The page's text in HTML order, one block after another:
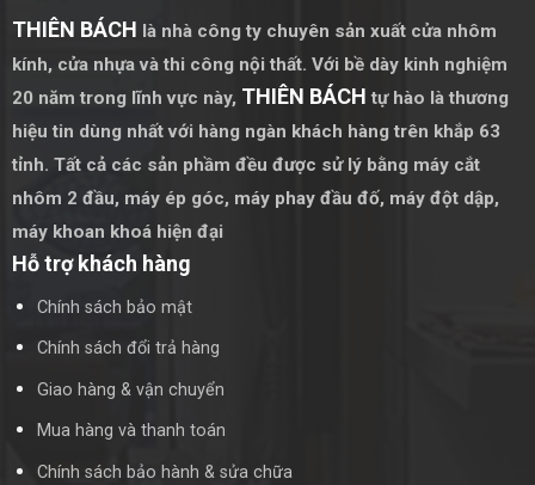
một cánh đến cửa hai cánh, cửa lùa. Chúng không chỉ bền mà
còn dễ dàng vệ sinh và bảo trì.
Cửa sổ nhôm Vasco được thiết kế để tối ưu hóa ánh sáng và
gió tự nhiên, giúp không gian sống trở nên thoáng đãng và
thoải mái hơn.
Cửa lùa nhôm
Cửa lùa nhôm là giải pháp tối ưu cho những không gian hẹp,
giúp tiết kiệm diện tích và mang lại vẻ hiện đại, tiện nghi.
Quy trình sản xuất cửa nhôm Vasco
Chọn lựa nguyên liệu chất lượng
Nguyên liệu nhôm được chọn lọc kỹ càng, đảm bảo độ tinh
THIÊN BÁCH là nhà công ty chuyên sản xuất cửa nhôm
kính, cửa nhựa và thi công nội thất. Với bề dày kinh nghiệm
20 năm trong lĩnh vực này, THIÊN BÁCH tự hào là thương
hiệu tin dùng nhất với hàng ngàn khách hàng trên khắp 63
tỉnh. Tất cả các sản phầm đều được sử lý bằng máy cắt
nhôm 2 đầu, máy ép góc, máy phay đầu đố, máy đột dập,
máy khoan khoá hiện đại
Hỗ trợ khách hàng
Chính sách bảo mật
Chính sách đổi trả hàng
Giao hàng & vận chuyển
Mua hàng và thanh toán
Chính sách bảo hành & sửa chữa